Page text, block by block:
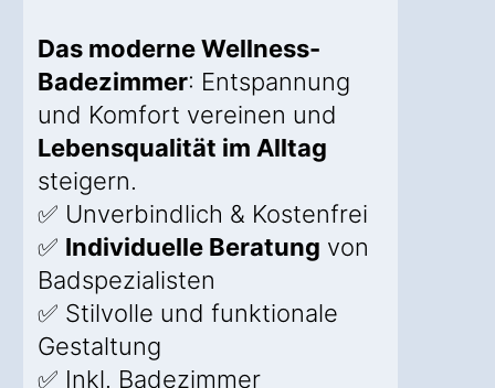
Das moderne Wellness-
Badezimmer: Entspannung
und Komfort vereinen und
Lebensqualität im Alltag
steigern.
✅ Unverbindlich & Kostenfrei
✅ Individuelle Beratung von
Badspezialisten
✅ Stilvolle und funktionale
Gestaltung
✅ Inkl. Badezimmer